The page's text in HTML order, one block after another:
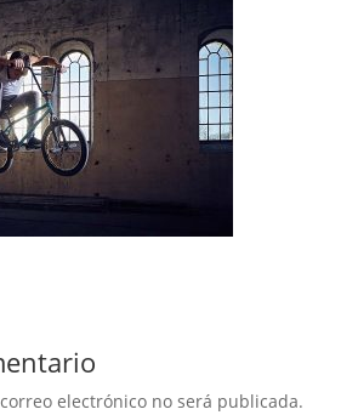
electrónico no será publicada.